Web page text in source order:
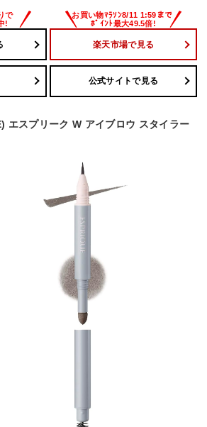
楽天市場で見る
公式サイトで見る
エスプリーク W アイブロウ スタイラー